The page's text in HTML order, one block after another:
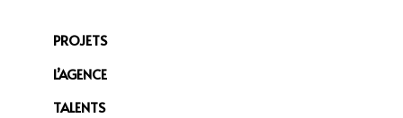
PROJETS
L’AGENCE
TALENTS